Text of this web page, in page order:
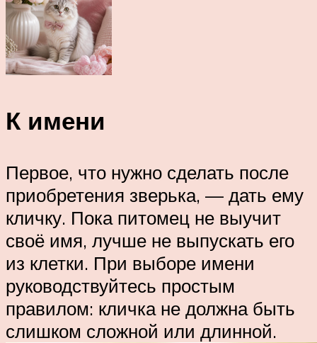
К имени
Первое, что нужно сделать после
приобретения зверька, — дать ему
кличку. Пока питомец не выучит
своё имя, лучше не выпускать его
из клетки. При выборе имени
руководствуйтесь простым
правилом: кличка не должна быть
слишком сложной или длинной.